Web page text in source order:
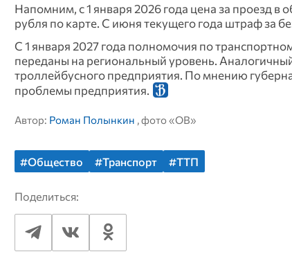
Напомним, с 1 января 2026 года цена за проезд
рубля по карте. С июня текущего года штраф за
С 1 января 2027 года полномочия по
переданы на региональный уровень.
троллейбусного предприятия. По мнению
проблемы предприятия.
Автор: Роман Полынкин , фото «ОВ»
#Общество #Транспорт #ТТП
Поделиться: